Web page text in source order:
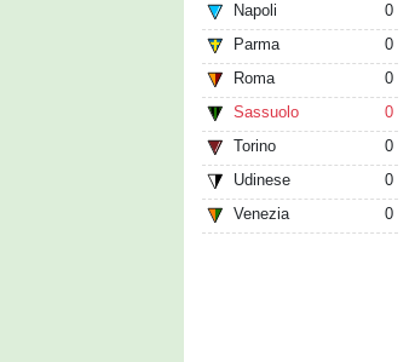
Napoli
0
Parma
0
Roma
0
Sassuolo
0
Torino
0
Udinese
0
Venezia
0